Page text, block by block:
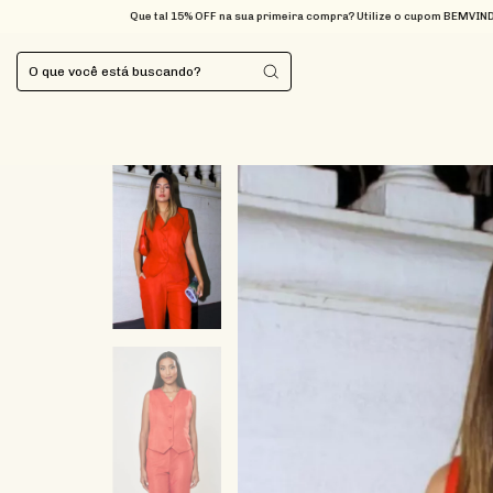
Que tal 15% OFF na sua primeira compra? Utilize o cupom BEMVINDA FRETE